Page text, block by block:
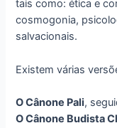
tais como: ética e
cosmogonia,
salvacionais.
Existem várias
O Cânone Pali,
O Cânone Budista